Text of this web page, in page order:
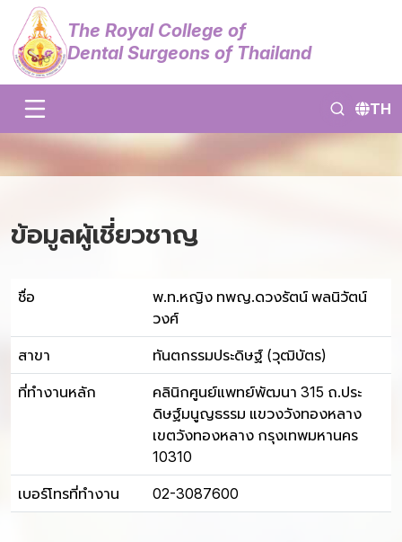
The Royal College of
Dental Surgeons of Thailand
TH
ข้อมูลผู้เชี่ยวชาญ
ชื่อ
พ.ท.หญิง ทพญ.ดวงรัตน์ พลนิวัตน์
วงศ์
สาขา ทันตกรรมประดิษฐ์ (วุฒิบัตร)
ที่ทำงานหลัก
คลินิกศูนย์แพทย์พัฒนา 315 ถ.ประ
ดิษฐ์มนูญธรรม แขวงวังทองหลาง
เขตวังทองหลาง กรุงเทพมหานคร
10310
เบอร์โทรที่ทำงาน 02-3087600